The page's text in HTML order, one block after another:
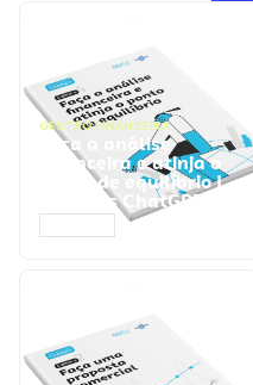
GESTÃO FINANCEIRA
Faça a análise
financeira e atinja o
ponto de equilíbrio |
Prompts ChatGPT